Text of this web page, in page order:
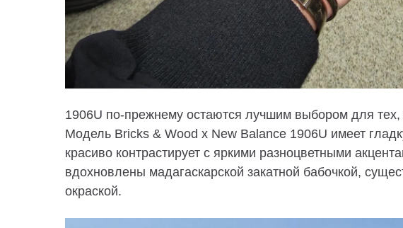
1906U по-прежнему остаются лучшим выбором для тех,
Модель Bricks & Wood x New Balance 1906U имеет
красиво контрастирует с яркими разноцветными
вдохновлены мадагаскарской закатной бабочкой,
окраской.